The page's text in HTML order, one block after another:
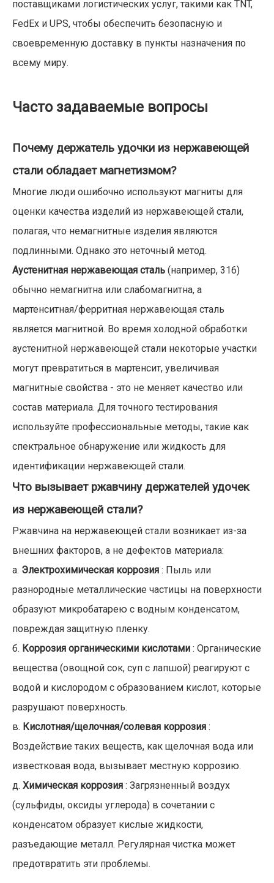
поставщиками логистических услуг, такими как TNT,
FedEx и UPS, чтобы обеспечить безопасную и
своевременную доставку в пункты назначения по
всему миру.
Часто задаваемые вопросы
Почему держатель удочки из нержавеющей
стали обладает магнетизмом?
Многие люди ошибочно используют магниты для
оценки качества изделий из нержавеющей стали,
полагая, что немагнитные изделия являются
подлинными. Однако это неточный метод.
Аустенитная нержавеющая сталь (например, 316)
обычно немагнитна или слабомагнитна, а
мартенситная/ферритная нержавеющая сталь
является магнитной. Во время холодной обработки
аустенитной нержавеющей стали некоторые участки
могут превратиться в мартенсит, увеличивая
магнитные свойства - это не меняет качество или
состав материала. Для точного тестирования
используйте профессиональные методы, такие как
спектральное обнаружение или жидкость для
идентификации нержавеющей стали.
Что вызывает ржавчину держателей удочек
из нержавеющей стали?
Ржавчина на нержавеющей стали возникает из-за
внешних факторов, а не дефектов материала:
а. Электрохимическая коррозия : Пыль или
разнородные металлические частицы на поверхности
образуют микробатарею с водным конденсатом,
повреждая защитную пленку.
б. Коррозия органическими кислотами : Органические
вещества (овощной сок, суп с лапшой) реагируют с
водой и кислородом с образованием кислот, которые
разрушают поверхность.
в. Кислотная/щелочная/солевая коррозия :
Воздействие таких веществ, как щелочная вода или
известковая вода, вызывает местную коррозию.
д. Химическая коррозия : Загрязненный воздух
(сульфиды, оксиды углерода) в сочетании с
конденсатом образует кислые жидкости,
разъедающие металл. Регулярная чистка может
предотвратить эти проблемы.